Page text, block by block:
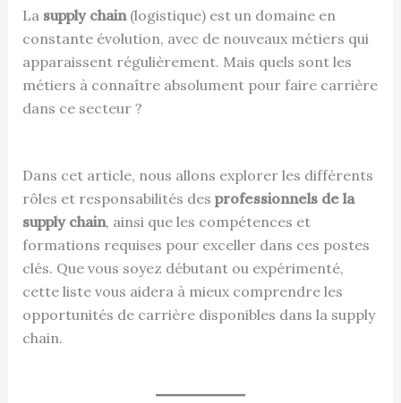
La supply chain(logistique) est un domaine en
constante évolution, avec de nouveaux métiers qui
apparaissent régulièrement. Mais quels sont les
métiers à connaître absolument pour faire carrière
dans ce secteur ?
Dans cet article, nous allons explorer les différents
rôles et responsabilités des professionnels de la
supply chain, ainsi que les compétences et
formations requises pour exceller dans ces postes
clés. Que vous soyez débutant ou expérimenté,
cette liste vous aidera à mieux comprendre les
opportunités de carrière disponibles dans la supply
chain.